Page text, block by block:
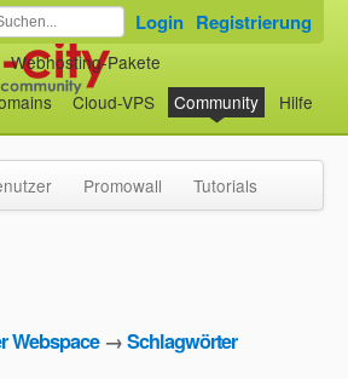
Webhosting-Pakete
Cloud-VPS Community Hilfe
Login Registrierung
Promowall Tutorials
Webspace→Schlagwörter